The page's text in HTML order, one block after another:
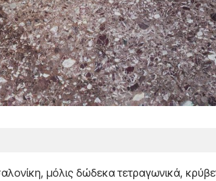
μόλις δώδεκα τετραγωνικά,